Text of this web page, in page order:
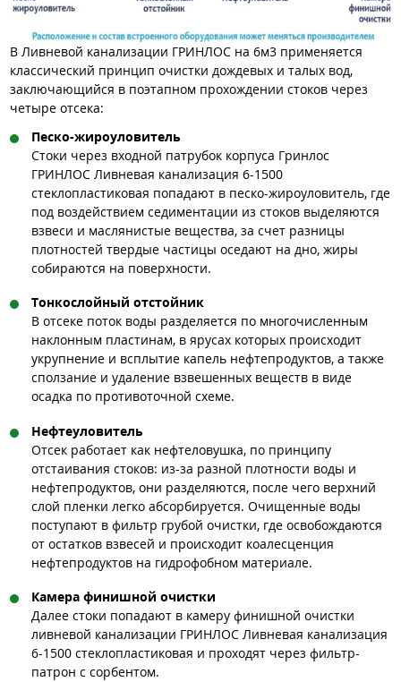
В Ливневой канализации ГРИНЛОС на 6м3 применяется
классический принцип очистки дождевых и талых вод,
заключающийся в поэтапном прохождении стоков через
четыре отсека:
Песко-жироуловитель
Стоки через входной патрубок корпуса Гринлос
ГРИНЛОС Ливневая канализация 6-1500
стеклопластиковая попадают в песко-жироуловитель, где
под воздействием седиментации из стоков выделяются
взвеси и маслянистые вещества, за счет разницы
плотностей твердые частицы оседают на дно, жиры
собираются на поверхности.
Тонкослойный отстойник
В отсеке поток воды разделяется по многочисленным
наклонным пластинам, в ярусах которых происходит
укрупнение и всплытие капель нефтепродуктов, а также
сползание и удаление взвешенных веществ в виде
осадка по противоточной схеме.
Нефтеуловитель
Отсек работает как нефтеловушка, по принципу
отстаивания стоков: из-за разной плотности воды и
нефтепродуктов, они разделяются, после чего верхний
слой пленки легко абсорбируется. Очищенные воды
поступают в фильтр грубой очистки, где освобождаются
от остатков взвесей и происходит коалесценция
нефтепродуктов на гидрофобном материале.
Камера финишной очистки
Далее стоки попадают в камеру финишной очистки
ливневой канализации ГРИНЛОС Ливневая канализация
6-1500 стеклопластиковая и проходят через фильтр-
патрон с сорбентом.